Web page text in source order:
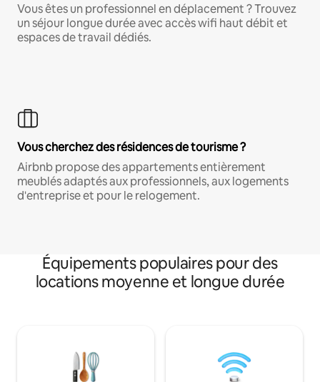
Vous êtes un professionnel en déplacement ? Trouvez
un séjour longue durée avec accès wifi haut débit et
espaces de travail dédiés.
Vous cherchez des résidences de tourisme ?
Airbnb propose des appartements entièrement
meublés adaptés aux professionnels, aux logements
d'entreprise et pour le relogement.
Équipements populaires pour des
locations moyenne et longue durée